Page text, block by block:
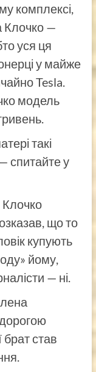
комплексі,
Клочко —
уся ця
у майже
Tesla.
модель
такі
спитайте у
Клочко
що то
купують
йому,
— ні.
брат став